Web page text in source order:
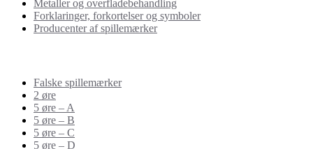
Metaller og overfladebehandling
Forklaringer, forkortelser og symboler
Producenter af spillemærker
Falske spillemærker
2 øre
5 øre – A
5 øre – B
5 øre – C
5 øre – D